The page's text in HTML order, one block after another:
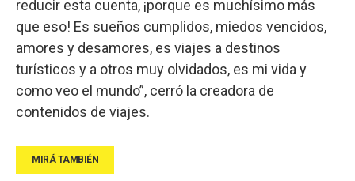
reducir esta cuenta, ¡porque es muchísimo más
que eso! Es sueños cumplidos, miedos vencidos,
amores y desamores, es viajes a destinos
turísticos y a otros muy olvidados, es mi vida y
como veo el mundo”, cerró la creadora de
contenidos de viajes.